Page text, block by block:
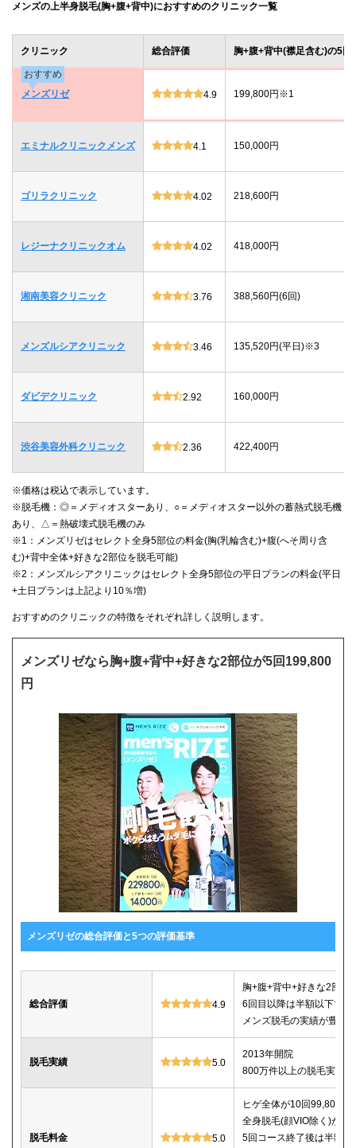
メンズの上半身脱毛(胸+腹+背中)におすすめのクリニック一覧
クリニック 総合評価 胸+腹+背中(襟足含む)の5回
おすすめ
メンズリゼ
4.9 199,800円※1
エミナルクリニックメンズ 4.1 150,000円
ゴリラクリニック 4.02 218,600円
レジーナクリニックオム 4.02 418,000円
湘南美容クリニック 3.76 388,560円(6回)
メンズルシアクリニック 3.46 135,520円(平日)※3
ダビデクリニック 2.92 160,000円
渋谷美容外科クリニック 2.36 422,400円
※価格は税込で表示しています。
※脱毛機：◎＝メディオスターあり、○＝メディオスター以外の蓄熱式脱毛機
あり、△＝熱破壊式脱毛機のみ
※1：メンズリゼはセレクト全身5部位の料金(胸(乳輪含む)+腹(へそ周り含
む)+背中全体+好きな2部位を脱毛可能)
※2：メンズルシアクリニックはセレクト全身5部位の平日プランの料金(平日
+土日プランは上記より10％増)
おすすめのクリニックの特徴をそれぞれ詳しく説明します。
メンズリゼなら胸+腹+背中+好きな2部位が5回199,800
円
メンズリゼの総合評価と5つの評価基準
総合評価 4.9
胸+腹+背中+好きな2部位
6回目以降は半額以下で追
メンズ脱毛の実績が豊富
脱毛実績 5.0
2013年開院
800万件以上の脱毛実績
脱毛料金 5.0
ヒゲ全体が10回99,800円
全身脱毛(顔VIO除く)が5
5回コース終了後は半額